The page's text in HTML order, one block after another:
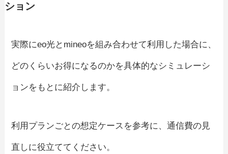
ション
実際にeo光とmineoを組み合わせて利用した場合に、
どのくらいお得になるのかを具体的なシミュレーシ
ョンをもとに紹介します。
利用プランごとの想定ケースを参考に、通信費の見
直しに役立ててください。